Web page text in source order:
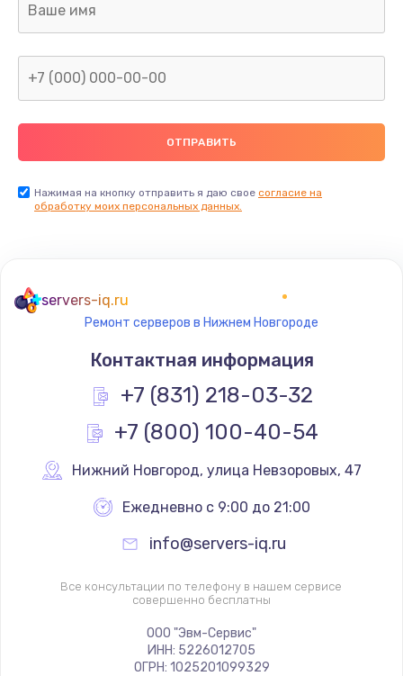
Замена южного моста
Заказать
Замена северного моста
от 2620 руб.
Замена корпуса
Заказать
от 495 руб.
Заказать
Замена звуковой карты
Заказать
Нажимая на кнопку отправить я даю свое согласие на
обработку моих персональных данных.
servers-iq.ru
Ремонт серверов в Нижнем Новгороде
Контактная информация
+7 (831) 218-03-32
+7 (800) 100-40-54
Нижний Новгород, улица Невзоровых, 47
Ежедневно с 9:00 до 21:00
info@servers-iq.ru
Все консультации по телефону в нашем сервисе
совершенно бесплатны
ООО "Эвм-Сервис"
ИНН: 5226012705
ОГРН: 1025201099329